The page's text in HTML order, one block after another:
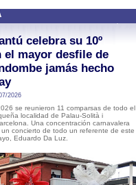
celebra su 10º
el mayor desfile de
jamás hecho
2026
se reunieron 11 comparsas de todo el
localidad de Palau-Solità i
Una concentración carnavalera
concierto de todo un referente de este
Eduardo Da Luz.